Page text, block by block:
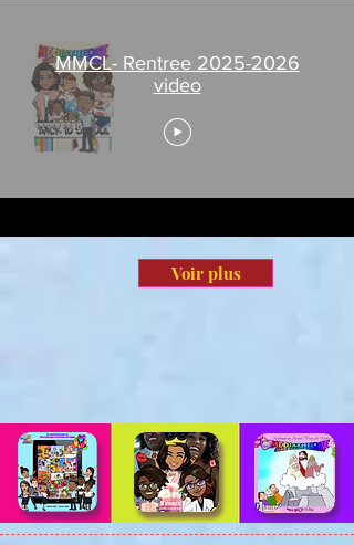
MMCL- Rentree 2025-2026
video
Voir plus